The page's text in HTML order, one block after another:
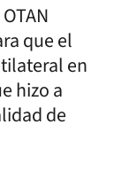
que el
en
hizo a
de